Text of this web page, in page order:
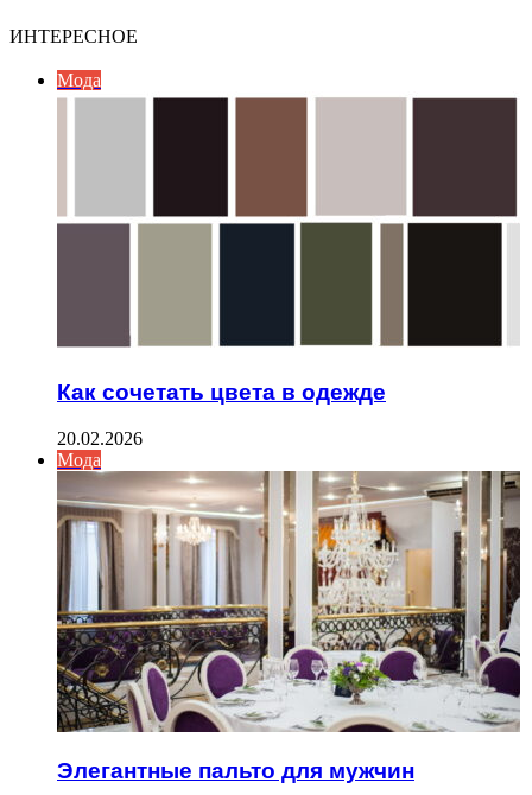
ИНТЕРЕСНОЕ
Мода
Как сочетать цвета в одежде
20.02.2026
Мода
Элегантные пальто для мужчин